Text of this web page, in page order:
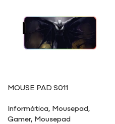
MOUSE PAD S011
Informática, Mousepad,
Gamer, Mousepad